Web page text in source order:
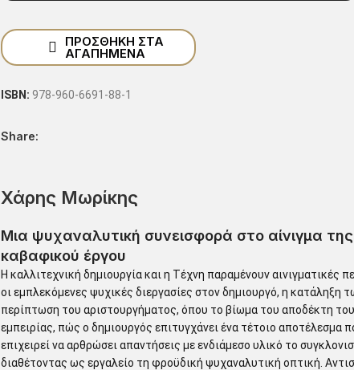
ΠΡΟΣΘΉΚΗ ΣΤΑ
ΑΓΑΠΗΜΈΝΑ
ISBN: 978-960-6691-88-1
Share:
Χάρης Μωρίκης
Μια ψυχαναλυτική συνεισφορά στο αίνιγμα
καβαφικού έργου
Η καλλιτεχνική δημιουργία και η Τέχνη παραμένουν αινιγματικές
οι εμπλεκόμενες ψυχικές διεργασίες στον δημιουργό, η κατάληξη
περίπτωση του αριστουργήματος, όπου το βίωμα του αποδέκτη
εμπειρίας, πώς ο δημιουργός επιτυγχάνει ένα τέτοιο αποτέλεσμα
επιχειρεί να αρθρώσει απαντήσεις με ενδιάμεσο υλικό το
διαθέτοντας ως εργαλείο τη φροϋδική ψυχαναλυτική οπτική.